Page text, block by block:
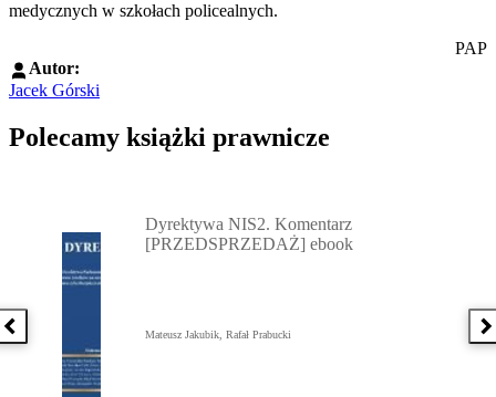
medycznych w szkołach policealnych.
PAP
Autor:
Jacek Górski
Polecamy książki prawnicze
Poprzednia książka
Dyrektywa NIS2. Komentarz
[PRZEDSPRZEDAŻ] ebook
Mateusz Jakubik, Rafał Prabucki